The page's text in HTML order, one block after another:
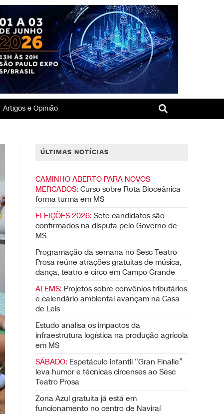
Artigos e Opinião
ÚLTIMAS NOTÍCIAS
CAMINHO ABERTO PARA NOVOS
MERCADOS: Curso sobre Rota Bioceânica
forma turma em MS
ELEIÇÕES 2026: Sete candidatos são
confirmados na disputa pelo Governo de
MS
Programação da semana no Sesc Teatro
Prosa reúne atrações gratuitas de música,
dança, teatro e circo em Campo Grande
ALEMS: Projetos sobre convênios tributários
e calendário ambiental avançam na Casa
de Leis
Estudo analisa os impactos da
infraestrutura logística na produção agrícola
em MS
SÁBADO: Espetáculo infantil “Gran Finalle”
leva humor e técnicas circenses ao Sesc
Teatro Prosa
Zona Azul gratuita já está em
funcionamento no centro de Naviraí